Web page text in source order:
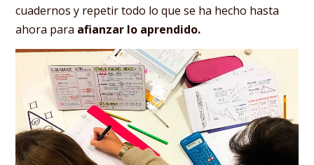
cuadernos y repetir todo lo que se ha hecho hasta
ahora para afianzar lo aprendido.